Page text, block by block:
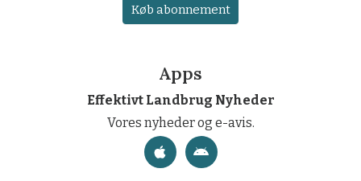
Køb abonnement
Apps
Effektivt Landbrug Nyheder
Vores nyheder og e-avis.